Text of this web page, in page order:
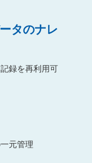
タのナレ
録を再利用可
元管理